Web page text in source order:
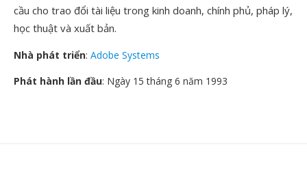
cầu cho trao đổi tài liệu trong kinh doanh, chính phủ, pháp lý,
học thuật và xuất bản.
Nhà phát triển: Adobe Systems
Phát hành lần đầu: Ngày 15 tháng 6 năm 1993